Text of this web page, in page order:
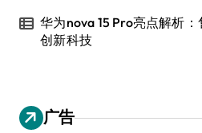
华为nova 15 Pro亮点解析
创新科技
广告